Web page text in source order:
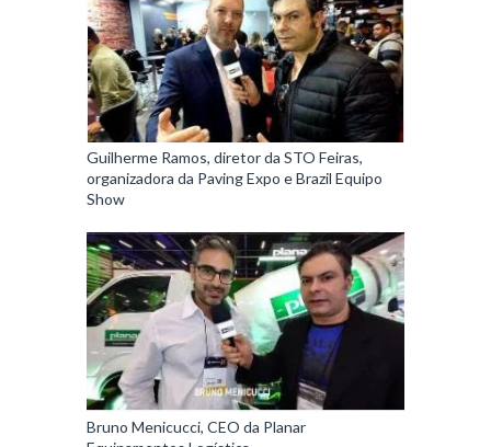
Guilherme Ramos, diretor da STO Feiras,
organizadora da Paving Expo e Brazil Equipo
Show
Bruno Menicucci, CEO da Planar